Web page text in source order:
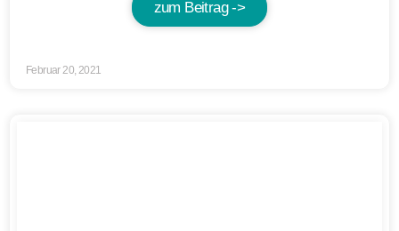
zum Beitrag ->
Februar 20, 2021